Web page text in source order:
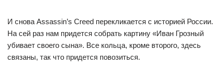
И снова Assassin’s Creed перекликается с историей России.
На сей раз нам придется собрать картину «Иван Грозный
убивает своего сына». Все кольца, кроме второго, здесь
связаны, так что придется повозиться.